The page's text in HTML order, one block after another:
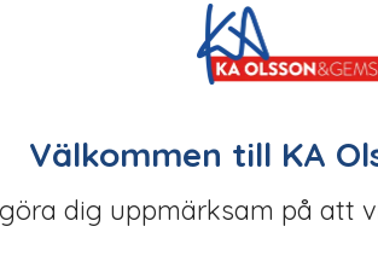
Välkommen till KA
dig uppmärksam på att